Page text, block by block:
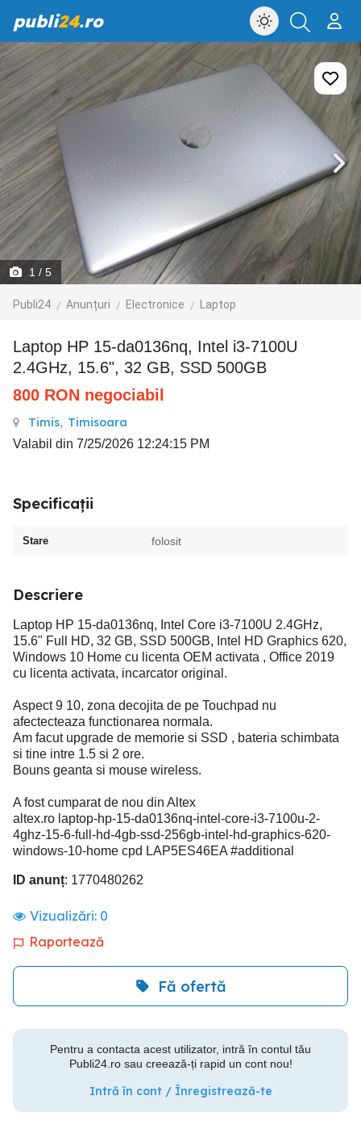
publi24.ro
1 / 5
Publi24 Anunțuri Electronice Laptop
Laptop HP 15-da0136nq, Intel i3-7100U
2.4GHz, 15.6", 32 GB, SSD 500GB
800 RON negociabil
Timis, Timisoara
Valabil din 7/25/2026 12:24:15 PM
Specificații
Stare folosit
Descriere
Laptop HP 15-da0136nq, Intel Core i3-7100U 2.4GHz,
15.6" Full HD, 32 GB, SSD 500GB, Intel HD Graphics 620,
Windows 10 Home cu licenta OEM activata , Office 2019
cu licenta activata, incarcator original.
Aspect 9 10, zona decojita de pe Touchpad nu
afectecteaza functionarea normala.
Am facut upgrade de memorie si SSD , bateria schimbata
si tine intre 1.5 si 2 ore.
Bouns geanta si mouse wireless.
A fost cumparat de nou din Altex
altex.ro laptop-hp-15-da0136nq-intel-core-i3-7100u-2-
4ghz-15-6-full-hd-4gb-ssd-256gb-intel-hd-graphics-620-
windows-10-home cpd LAP5ES46EA #additional
ID anunț: 1770480262
Vizualizări: 0
Raportează
Fă ofertă
Pentru a contacta acest utilizator, intră în contul tău
Publi24.ro sau creează-ți rapid un cont nou!
Intră în cont / Înregistrează-te